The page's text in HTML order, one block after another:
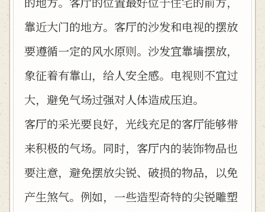
靠近大门的地方。客厅的沙发和电视的摆放
要遵循一定的风水原则。沙发宜靠墙摆放，
象征着有靠山，给人安全感。电视则不宜过
大，避免气场过强对人体造成压迫。
客厅的采光要良好，光线充足的客厅能够带
来积极的气场。同时，客厅内的装饰物品也
要注意，避免摆放尖锐、破损的物品，以免
产生煞气。例如，一些造型奇特的尖锐雕塑